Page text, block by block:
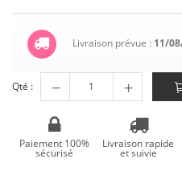
Livraison prévue : 11/
Qté :
Paiement 100%
sécurisé
Livraison rapide
et suivie